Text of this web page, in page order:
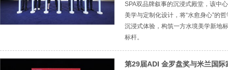
SPA双品牌叙事的沉浸式殿堂，该中
美学与定制化设计，将“水愈身心”的
沉浸式体验，构筑一方水境美学新地
标杆。
第29届ADI 金罗盘奖与米兰国际